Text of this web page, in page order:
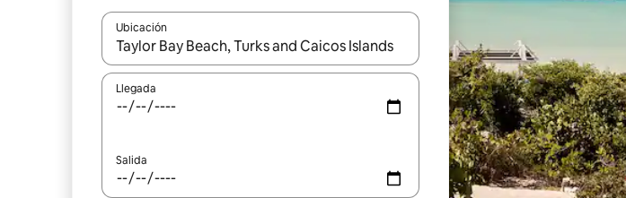
Ubicación
Cuando los resultados estén disponibles, navega con las teclas de flecha hacia arriba y
Llegada
Salida